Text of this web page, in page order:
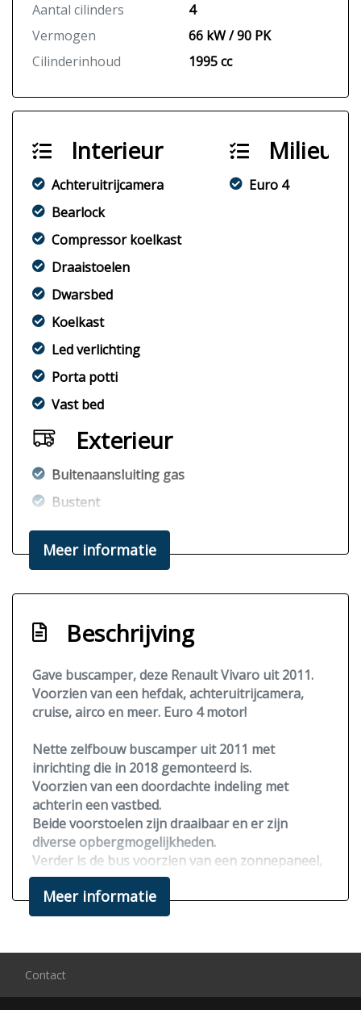
Aantal cilinders
4
Vermogen
66 kW / 90 PK
Cilinderinhoud
1995 cc
Interieur
Achteruitrijcamera
Bearlock
Compressor koelkast
Draaistoelen
Dwarsbed
Koelkast
Led verlichting
Porta potti
Vast bed
Exterieur
Buitenaansluiting gas
Bustent
Cruise-control
Hefdak
Trekhaak
Zonnepaneel
Milieu
Euro 4
Meer informatie
Beschrijving
Gave buscamper, deze Renault Vivaro uit 2011.
Voorzien van een hefdak, achteruitrijcamera,
cruise, airco en meer. Euro 4 motor!
Nette zelfbouw buscamper uit 2011 met
inrichting die in 2018 gemonteerd is.
Voorzien van een doordachte indeling met
achterin een vastbed.
Beide voorstoelen zijn draaibaar en er zijn
diverse opbergmogelijkheden.
Verder is de bus voorzien van een zonnepaneel,
motorairco,achteruitrijcamera
eenBearlock.
Het keukentje is voorzien van een gasstel,
Dit betreft een zelfbouw camper met een hoop
Meer informatie
Contact